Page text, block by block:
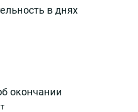
в днях
окончании